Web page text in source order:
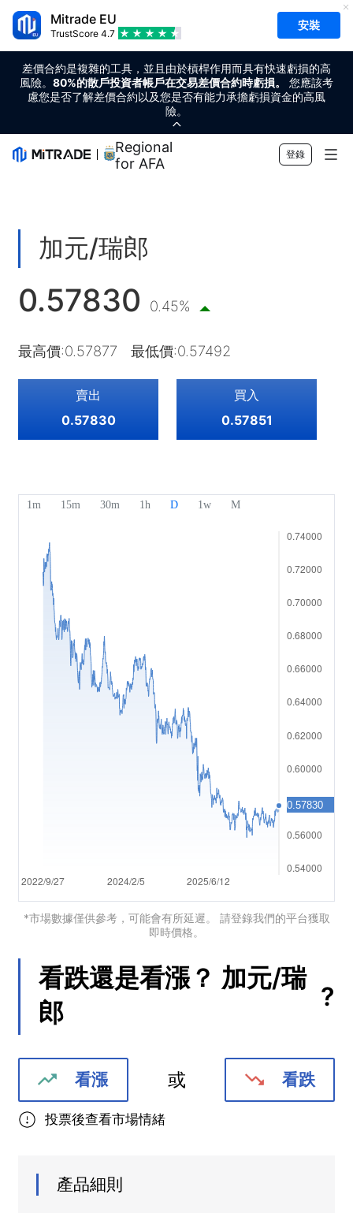
Mitrade EU
TrustScore 4.7
安裝
差價合約是複雜的工具，並且由於槓桿作用而具有快速虧損的高
風險。 80%的散戶投資者帳戶在交易差價合約時虧損。
您應該考
慮您是否了解差價合約以及您是否有能力承擔虧損資金的高風
險。
Regional Sponsor
for AFA
登錄
加密貨幣
指數
交易
交易平台
風險管理
市場工具
財經日曆
教育
獎項及榮譽
工作機會
幫助中心
English
Français
Nederlands
Español
Português
加元/瑞郎
0.57830 0.45%
最高價:0.57877 最低價:0.57492
賣出
0.57830
買入
0.57851
*市場數據僅供參考，可能會有所延遲。 請登錄我們的平台獲取
即時價格。
看跌還是看漲？ 加元/瑞
郎
?
看漲 或 看跌
投票後查看市場情緒
產品細則